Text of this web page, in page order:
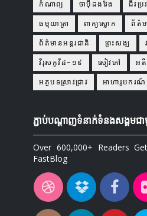
កំណាព្យ ចាប៉ីដងវែង ជីវប្រ
ធម្មយាត្រា
ពាក្យស្លោក ព័ត៌ម
ព័ត៌មានអន្តរជាតិ
ព្រះសង្ឃ
វីរុសកូវីដ-១៩
សៀវភៅ
អ
អត្ថបទស្រាវជ្រាវ
អាហារូបករណ៍
ភ្ជាប់បណ្ដាញទំនាក់ទំនងសង្គមជ
Over 600,000+ Readers
FastBlog